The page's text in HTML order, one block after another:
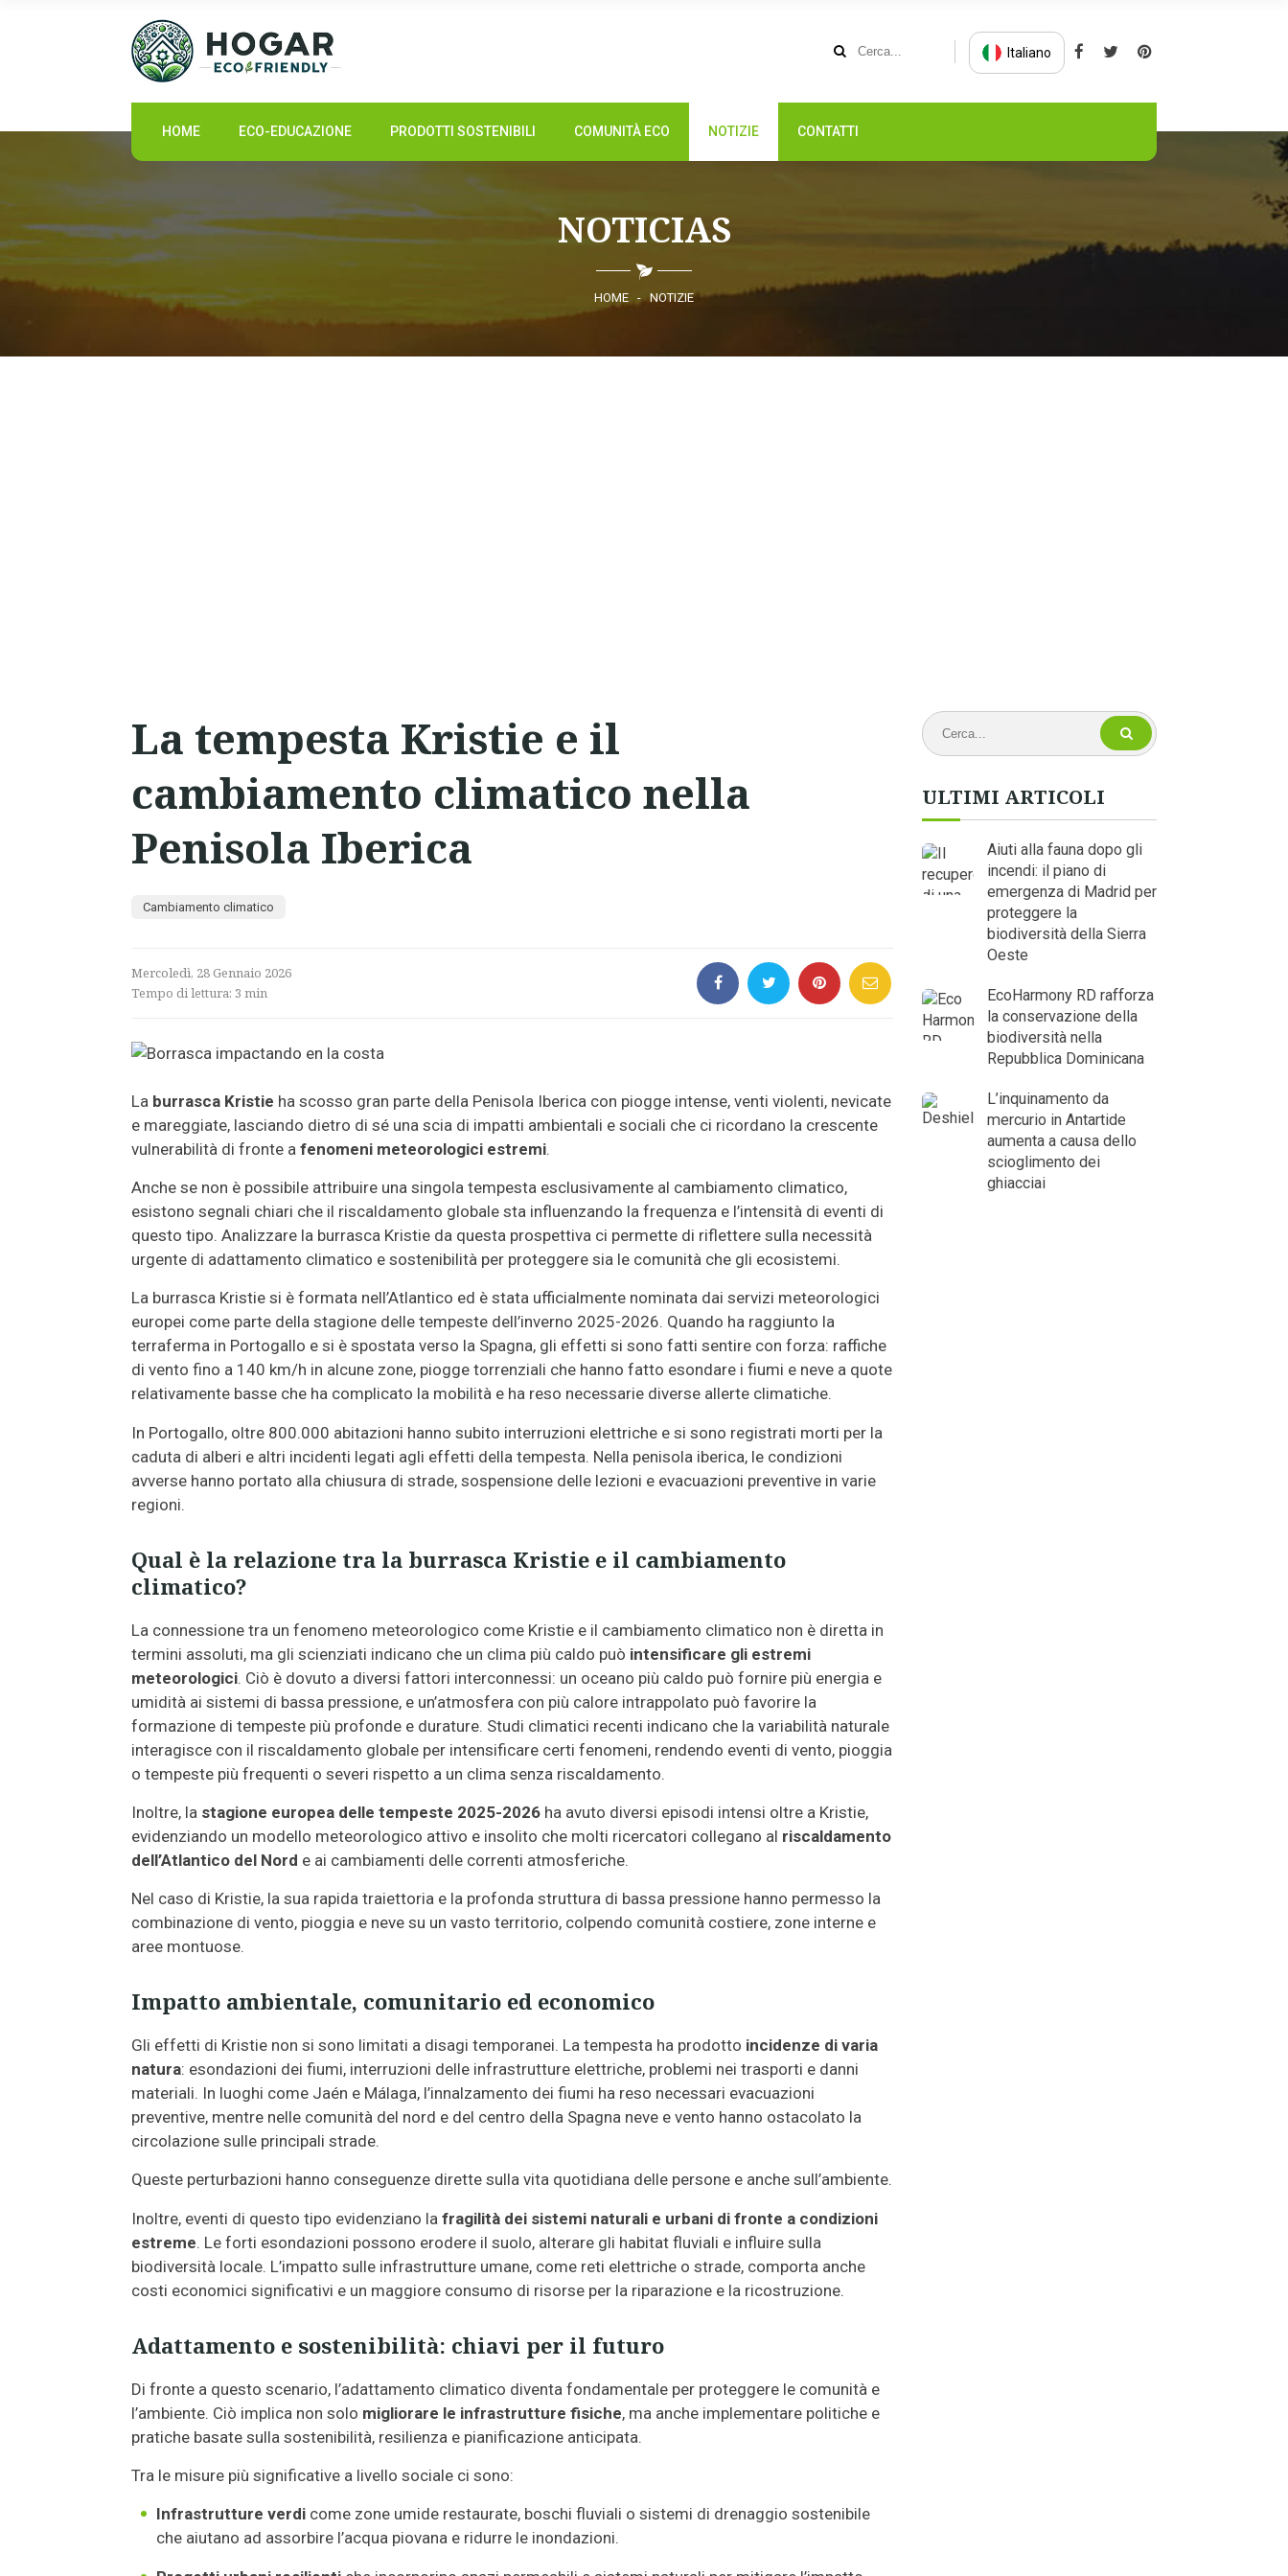
Italiano
HOME ECO-EDUCAZIONE PRODOTTI SOSTENIBILI COMUNITÀ ECO NOTIZIE CONTATTI
COMUNITÀ ECO NOTICIAS
HOME - NOTIZIE
La tempesta Kristie e il
cambiamento climatico nella
Penisola Iberica
Cambiamento climatico
Mercoledì, 28 Gennaio 2026
Tempo di lettura: 3 min
La burrasca Kristie ha scosso gran parte della Penisola Iberica con piogge intense, venti violenti, nevicate
e mareggiate, lasciando dietro di sé una scia di impatti ambientali e sociali che ci ricordano la crescente
vulnerabilità di fronte a fenomeni meteorologici estremi.
Anche se non è possibile attribuire una singola tempesta esclusivamente al cambiamento climatico,
esistono segnali chiari che il riscaldamento globale sta influenzando la frequenza e l’intensità di eventi di
questo tipo. Analizzare la burrasca Kristie da questa prospettiva ci permette di riflettere sulla necessità
urgente di adattamento climatico e sostenibilità per proteggere sia le comunità che gli ecosistemi.
La burrasca Kristie si è formata nell’Atlantico ed è stata ufficialmente nominata dai servizi meteorologici
europei come parte della stagione delle tempeste dell’inverno 2025-2026. Quando ha raggiunto la
terraferma in Portogallo e si è spostata verso la Spagna, gli effetti si sono fatti sentire con forza: raffiche
di vento fino a 140 km/h in alcune zone, piogge torrenziali che hanno fatto esondare i fiumi e neve a quote
relativamente basse che ha complicato la mobilità e ha reso necessarie diverse allerte climatiche.
In Portogallo, oltre 800.000 abitazioni hanno subito interruzioni elettriche e si sono registrati morti per la
caduta di alberi e altri incidenti legati agli effetti della tempesta. Nella penisola iberica, le condizioni
avverse hanno portato alla chiusura di strade, sospensione delle lezioni e evacuazioni preventive in varie
regioni.
Qual è la relazione tra la burrasca Kristie e il cambiamento
climatico?
La connessione tra un fenomeno meteorologico come Kristie e il cambiamento climatico non è diretta in
termini assoluti, ma gli scienziati indicano che un clima più caldo può intensificare gli estremi
meteorologici. Ciò è dovuto a diversi fattori interconnessi: un oceano più caldo può fornire più energia e
umidità ai sistemi di bassa pressione, e un’atmosfera con più calore intrappolato può favorire la
formazione di tempeste più profonde e durature. Studi climatici recenti indicano che la variabilità naturale
interagisce con il riscaldamento globale per intensificare certi fenomeni, rendendo eventi di vento, pioggia
o tempeste più frequenti o severi rispetto a un clima senza riscaldamento.
Inoltre, la stagione europea delle tempeste 2025-2026 ha avuto diversi episodi intensi oltre a Kristie,
evidenziando un modello meteorologico attivo e insolito che molti ricercatori collegano al riscaldamento
dell’Atlantico del Nord e ai cambiamenti delle correnti atmosferiche.
Nel caso di Kristie, la sua rapida traiettoria e la profonda struttura di bassa pressione hanno permesso la
combinazione di vento, pioggia e neve su un vasto territorio, colpendo comunità costiere, zone interne e
aree montuose.
Impatto ambientale, comunitario ed economico
Gli effetti di Kristie non si sono limitati a disagi temporanei. La tempesta ha prodotto incidenze di varia
natura: esondazioni dei fiumi, interruzioni delle infrastrutture elettriche, problemi nei trasporti e danni
materiali. In luoghi come Jaén e Málaga, l’innalzamento dei fiumi ha reso necessari evacuazioni
preventive, mentre nelle comunità del nord e del centro della Spagna neve e vento hanno ostacolato la
circolazione sulle principali strade.
Queste perturbazioni hanno conseguenze dirette sulla vita quotidiana delle persone e anche sull’ambiente.
Inoltre, eventi di questo tipo evidenziano la fragilità dei sistemi naturali e urbani di fronte a condizioni
estreme. Le forti esondazioni possono erodere il suolo, alterare gli habitat fluviali e influire sulla
biodiversità locale. L’impatto sulle infrastrutture umane, come reti elettriche o strade, comporta anche
costi economici significativi e un maggiore consumo di risorse per la riparazione e la ricostruzione.
Adattamento e sostenibilità: chiavi per il futuro
Di fronte a questo scenario, l’adattamento climatico diventa fondamentale per proteggere le comunità e
l’ambiente. Ciò implica non solo migliorare le infrastrutture fisiche, ma anche implementare politiche e
pratiche basate sulla sostenibilità, resilienza e pianificazione anticipata.
Tra le misure più significative a livello sociale ci sono:
Infrastrutture verdi come zone umide restaurate, boschi fluviali o sistemi di drenaggio sostenibile
che aiutano ad assorbire l’acqua piovana e ridurre le inondazioni.
ULTIMI ARTICOLI
Aiuti alla fauna dopo gli
incendi: il piano di
emergenza di Madrid per
proteggere la
biodiversità della Sierra
Oeste
EcoHarmony RD rafforza
la conservazione della
biodiversità nella
Repubblica Dominicana
L’inquinamento da
mercurio in Antartide
aumenta a causa dello
scioglimento dei
ghiacciai